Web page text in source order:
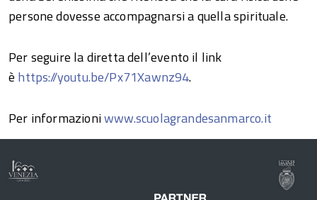
persone dovesse accompagnarsi a quella spirituale.
Per seguire la diretta dell’evento il link
è https://youtu.be/Px71Xawnz94.
Per informazioniwww.scuolagrandesanmarco.it